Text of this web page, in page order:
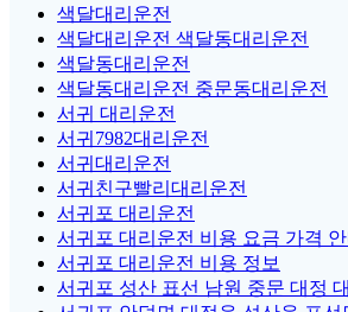
색달대리운전
색달대리운전 색달동대리운전
색달동대리운전
색달동대리운전 중문동대리운전
서귀 대리운전
서귀7982대리운전
서귀대리운전
서귀친구빨리대리운전
서귀포 대리운전
서귀포 대리운전 비용 요금 가격 안
서귀포 대리운전 비용 정보
서귀포 성산 표선 남원 중문 대정